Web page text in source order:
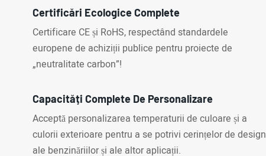
Certificări Ecologice Complete
Certificare CE și RoHS, respectând standardele
europene de achiziții publice pentru proiecte de
„neutralitate carbon”!
Capacități Complete De Personalizare
Acceptă personalizarea temperaturii de culoare și a
culorii exterioare pentru a se potrivi cerințelor de design
ale benzinăriilor și ale altor aplicații.